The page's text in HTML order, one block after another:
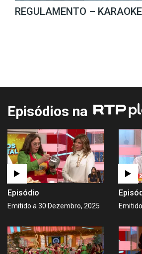
REGULAMENTO –
Episódios na
Episódio
Emitido a 30 Dezembro, 2025